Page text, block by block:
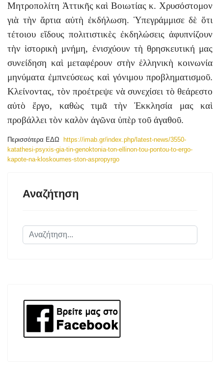
Μητροπολίτη Ἀττικῆς καὶ Βοιωτίας κ. Χρυσόστομον
γιὰ τὴν ἄρτια αὐτὴ ἐκδήλωση. Ὑπεγράμμισε δὲ ὅτι
τέτοιου εἴδους πολιτιστικὲς ἐκδηλώσεις ἀφυπνίζουν
τὴν ἱστορικὴ μνήμη, ἐνισχύουν τὴ θρησκευτική μας
συνείδηση καὶ μεταφέρουν στὴν ἑλληνικὴ κοινωνία
μηνύματα ἐμπνεύσεως καὶ γόνιμου προβληματισμοῦ.
Κλείνοντας, τὸν προέτρεψε νὰ συνεχίσει τὸ θεάρεστο
αὐτὸ ἔργο, καθὼς τιμᾶ τὴν Ἐκκλησία μας καὶ
προβάλλει τὸν καλὸν ἀγῶνα ὑπὲρ τοῦ ἀγαθοῦ.
Περισσότερα ΕΔΩ
https://imab.gr/index.php/latest-news/3550-
katathesi-psyxis-gia-tin-genoktonia-ton-ellinon-tou-pontou-to-ergo-
kapote-na-kloskoumes-ston-aspropyrgo
Αναζήτηση
Αναζήτηση...